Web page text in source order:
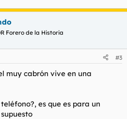
Forero de la Historia
#3
muy cabrón vive en una
es que es para un